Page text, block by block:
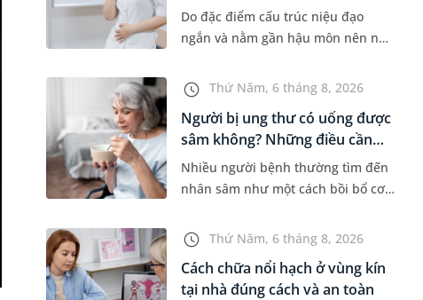
Do đặc điểm cấu trúc niệu đạo
ngắn và nằm gần hậu môn nên nữ
niệu hơn nam giới. Tùy theo
nguyên nhân, mức độ nhiễm trùng
và...
Thứ Năm, 6 tháng 8, 2026
Người bị ung thư có uống được
sâm không? Những điều cần
b...
Nhiều người bệnh thường tìm đến
nhân sâm như một cách bồi bổ cơ
thư. Tuy nhiên, câu hỏi người bị
ung thư có uống được sâm kh...
Thứ Năm, 6 tháng 8, 2026
Cách chữa nổi hạch ở vùng kín
tại nhà đúng cách và an toàn